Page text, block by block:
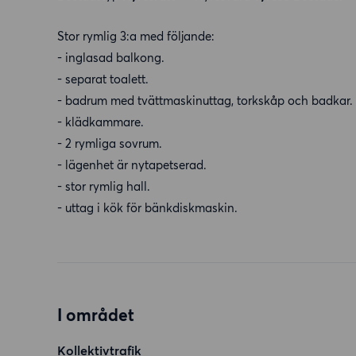
Stor rymlig 3:a med följande:
- inglasad balkong.
- separat toalett.
- badrum med tvättmaskinuttag, torkskåp och badkar.
- klädkammare.
- 2 rymliga sovrum.
- lägenhet är nytapetserad.
- stor rymlig hall.
- uttag i kök för bänkdiskmaskin.
I området
Kollektivtrafik